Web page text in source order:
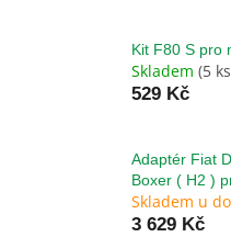
Kit F80 S pro
Skladem (5
529 Kč
Adaptér Fiat
Boxer ( H2 )
Skladem u
3 629 Kč